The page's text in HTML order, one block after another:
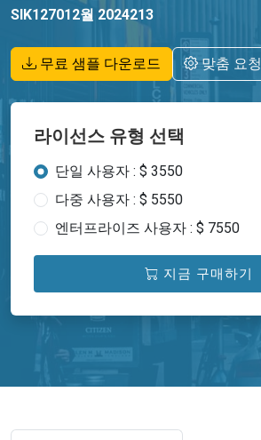
SIK127012월 2024213
무료 샘플 다운로드 맞춤 요청
라이선스 유형 선택
단일 사용자 : $ 3550
다중 사용자 : $ 5550
엔터프라이즈 사용자 : $ 7550
지금 구매하기